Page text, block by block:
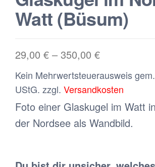
Watt (Büsum)
29,00 € – 350,00 €
Kein Mehrwertsteuerausweis
UStG. zzgl. Versandkosten
Foto einer Glaskugel im Watt
der Nordsee als Wandbild.